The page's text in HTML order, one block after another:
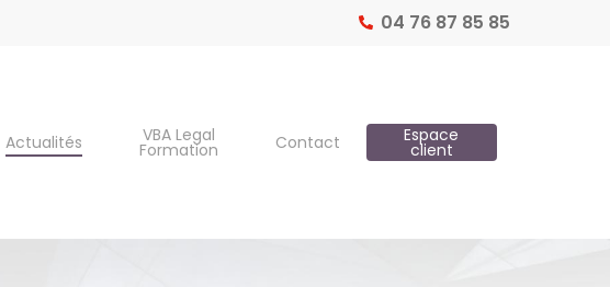
04 76 87 85 85
Actualités VBA Legal
Formation Contact Espace
client